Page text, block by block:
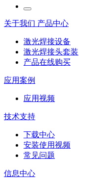
关于我们 产品中心
激光焊接设备
激光焊接头套装
产品在线购买
应用案例
应用视频
技术支持
下载中心
安装使用视频
常见问题
信息中心